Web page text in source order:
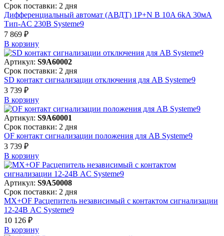
Срок поставки: 2 дня
Дифференциальный автомат (АВДТ) 1P+N B 10A 6kA 30мА
Тип-AC 230В Systeme9
7 869 ₽
В корзинy
Артикул: S9A60002
Срок поставки: 2 дня
SD контакт сигнализации отключения для АВ Systeme9
3 739 ₽
В корзинy
Артикул: S9A60001
Срок поставки: 2 дня
OF контакт сигнализации положения для АВ Systeme9
3 739 ₽
В корзинy
Артикул: S9A50008
Срок поставки: 2 дня
MX+OF Расцепитель независимый с контактом сигнализации
12-24В AC Systeme9
10 126 ₽
В корзинy